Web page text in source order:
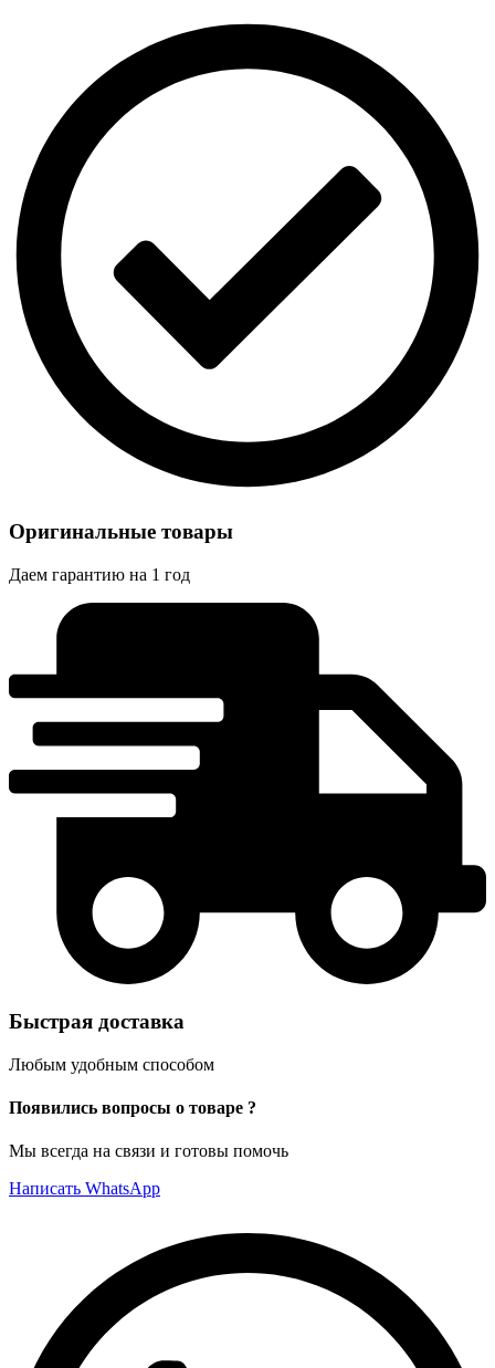
Оригинальные товары
Даем гарантию на 1 год
Быстрая доставка
Любым удобным способом
Появились вопросы о товаре ?
Мы всегда на связи и готовы помочь
Написать WhatsApp